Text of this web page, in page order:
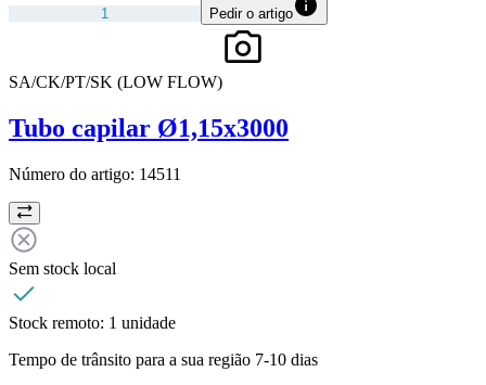
Pedir o artigo
SA/CK/PT/SK (LOW FLOW)
Tubo capilar Ø1,15x3000
Número do artigo: 14511
Sem stock local
Stock remoto: 1 unidade
Tempo de trânsito para a sua região 7-10 dias